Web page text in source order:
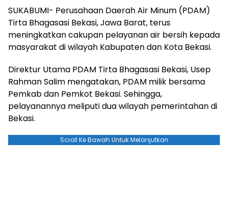
SUKABUMI- Perusahaan Daerah Air Minum (PDAM)
Tirta Bhagasasi Bekasi, Jawa Barat, terus
meningkatkan cakupan pelayanan air bersih kepada
masyarakat di wilayah Kabupaten dan Kota Bekasi.
Direktur Utama PDAM Tirta Bhagasasi Bekasi, Usep
Rahman Salim mengatakan, PDAM milik bersama
Pemkab dan Pemkot Bekasi. Sehingga,
pelayanannya meliputi dua wilayah pemerintahan di
Bekasi.
Scroll Ke Bawah Untuk Melanjutkan